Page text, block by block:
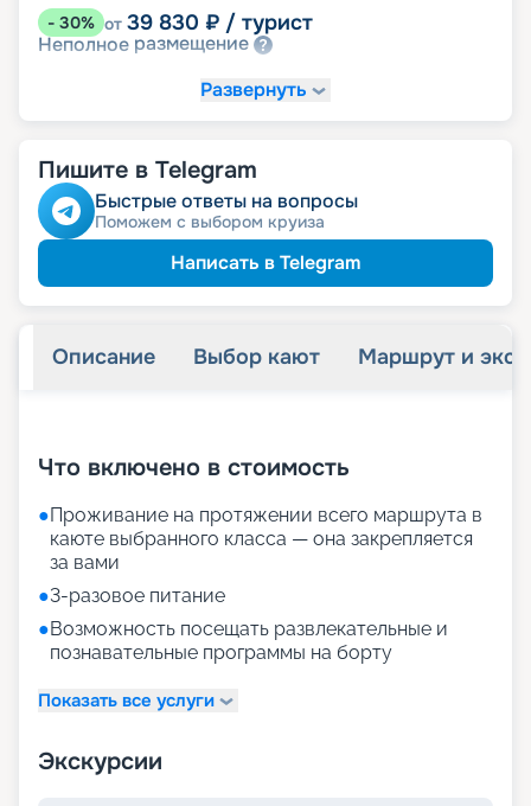
- 30% от 39 830 ₽ / турист
Неполное размещение
Развернуть
Пишите в Telegram
Быстрые ответы на вопросы
Поможем с выбором круиза
Написать в Telegram
Описание Выбор кают Маршрут и
Что включено в стоимость
●Проживание на протяжении всего маршрута в
каюте выбранного класса — она закрепляется
за вами
●3-разовое питание
●Возможность посещать развлекательные и
познавательные программы на борту
Показать все услуги
Экскурсии